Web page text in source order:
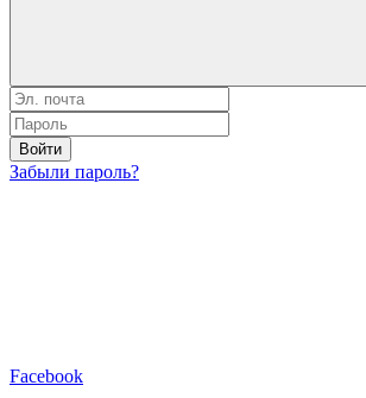
Войти
Забыли пароль?
Facebook